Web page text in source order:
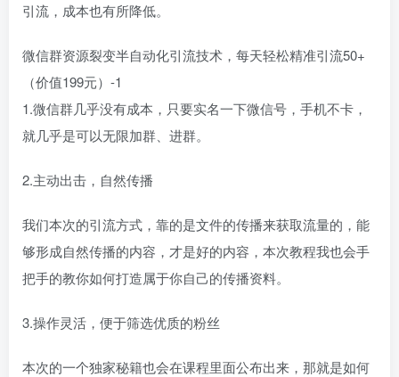
引流，成本也有所降低。
微信群资源裂变半自动化引流技术，每天轻松精准引流50+
（价值199元）-1
1.微信群几乎没有成本，只要实名一下微信号，手机不卡，
就几乎是可以无限加群、进群。
2.主动出击，自然传播
我们本次的引流方式，靠的是文件的传播来获取流量的，能
够形成自然传播的内容，才是好的内容，本次教程我也会手
把手的教你如何打造属于你自己的传播资料。
3.操作灵活，便于筛选优质的粉丝
本次的一个独家秘籍也会在课程里面公布出来，那就是如何